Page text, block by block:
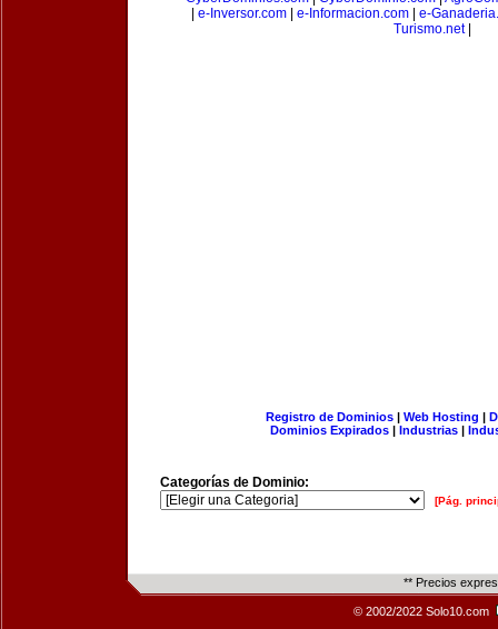
e-Inversor.com| e-Informacion.com| e-
Turismo.net|
Registro de Dominios| Web Hosting |
Dominios Expirados | Industrias |
Categorías de Dominio:
[Pág.
** Precios
© 2002/2022 Solo10.com